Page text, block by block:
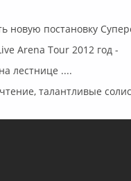
новую постановку
Arena Tour 2012 год -
лестнице ....
талантливые